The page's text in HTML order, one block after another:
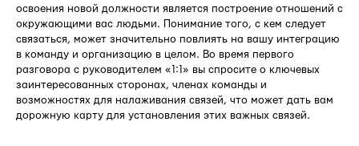
освоения новой должности является построение отношений с
окружающими вас людьми. Понимание того, с кем следует
связаться, может значительно повлиять на вашу интеграцию
в команду и организацию в целом. Во время первого
разговора с руководителем «1:1» вы спросите о ключевых
заинтересованных сторонах, членах команды и
возможностях для налаживания связей, что может дать вам
дорожную карту для установления этих важных связей.